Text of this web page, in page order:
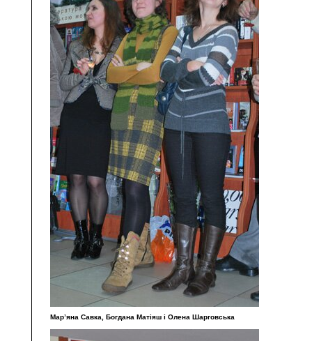
Мар’яна Савка, Богдана Матіяш і Олена Шарговська